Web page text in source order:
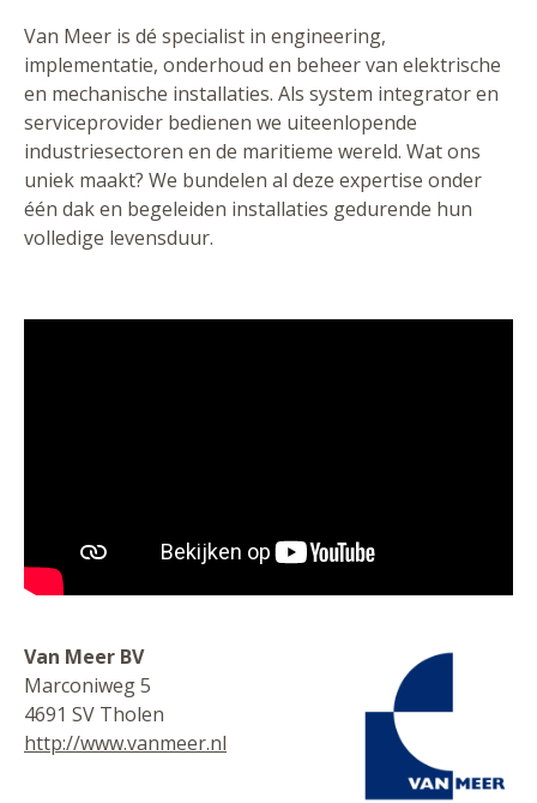
Van Meer is dé specialist in engineering,
implementatie, onderhoud en beheer van elektrische
en mechanische installaties. Als system integrator en
serviceprovider bedienen we uiteenlopende
industriesectoren en de maritieme wereld. Wat ons
uniek maakt? We bundelen al deze expertise onder
één dak en begeleiden installaties gedurende hun
volledige levensduur.
Van Meer BV
Marconiweg 5
4691 SV Tholen
http://www.vanmeer.nl